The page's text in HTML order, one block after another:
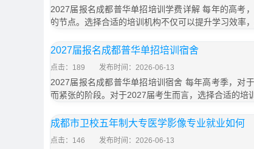
2027届报名成都普华单招培训学费详解 每年的高考
的节点。选择合适的培训机构不仅可以提升学习效率
2027届报名成都普华单招培训宿舍
点击：189 发布时间：2026-06-13
2027届报名成都普华单招培训宿舍 每年高考季，对
而紧张的阶段。对于2027届考生而言，选择合适的培
成都市卫校五年制大专医学影像专业就业如何
点击：146 发布时间：2026-06-13